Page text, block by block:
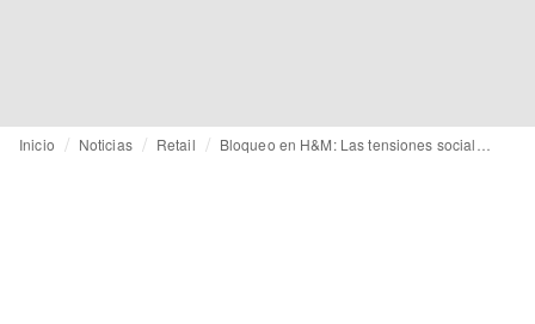
Inicio Noticias Retail